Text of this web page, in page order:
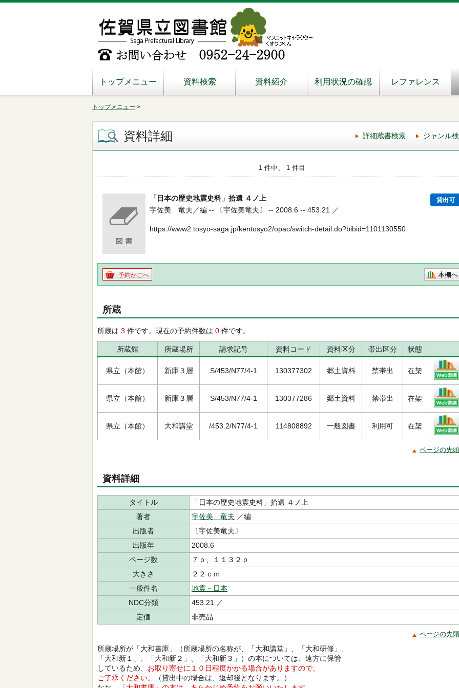
トップメニュー 資料検索 資料紹介 利用状況の確認 レファレンス
トップメニュー >
資料詳細 詳細蔵書検索 ジャンル
1 件中、 1 件目
「日本の歴史地震史料」拾遺 ４ノ上 貸出可
宇佐美 竜夫／編 -- 〔宇佐美竜夫〕 -- 2008.6 -- 453.21 ／
https://www2.tosyo-saga.jp/kentosyo2/opac/switch-detail.do?bibid=1101130550
予約かごへ 本棚へ
所蔵
所蔵は 3 件です。現在の予約件数は 0 件です。
所蔵館 所蔵場所 請求記号 資料コード 資料区分 帯出区分 状態
県立（本館） 新庫３層 S/453/N77/4-1 130377302 郷土資料 禁帯出 在架
県立（本館） 新庫３層 S/453/N77/4-1 130377286 郷土資料 禁帯出 在架
県立（本館） 大和講堂 /453.2/N77/4-1 114808892 一般図書 利用可 在架
ページの先
資料詳細
タイトル
「日本の歴史地震史料」拾遺 ４ノ上
著者
宇佐美 竜夫 ／編
出版者
〔宇佐美竜夫〕
出版年
2008.6
ページ数
７ｐ、１１３２ｐ
大きさ
２２ｃｍ
一般件名
地震－日本
NDC分類
453.21 ／
定価
非売品
ページの先
所蔵場所が「大和書庫」（所蔵場所の名称が、「大和講堂」、「大和研修」、
「大和新１」、「大和新２」、「大和新３」）の本については、遠方に保管
しているため、 お取り寄せに１０日程度かかる場合がありますので、
ご了承ください。
（貸出中の場合は、返却後となります。）